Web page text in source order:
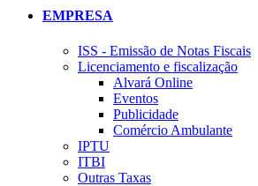
EMPRESA
ISS - Emissão de Notas Fiscais
Licenciamento e fiscalização
Alvará Online
Eventos
Publicidade
Comércio Ambulante
IPTU
ITBI
Outras Taxas